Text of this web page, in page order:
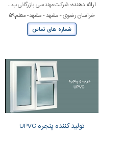
ارائه دهنده: شرکت مهندسی بازرگانی ب...
خراسان رضوی - مشهد - مشهد- معلم۵۹
شماره های تماس
تولید کننده پنجره UPVC